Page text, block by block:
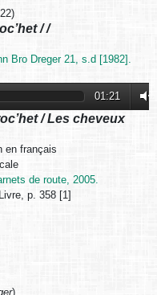
/ /
Bro Dreger 21, s.d [1982].
01:21
/ Les cheveux
en français
de route, 2005.
Livre, p. 358 [1]
)